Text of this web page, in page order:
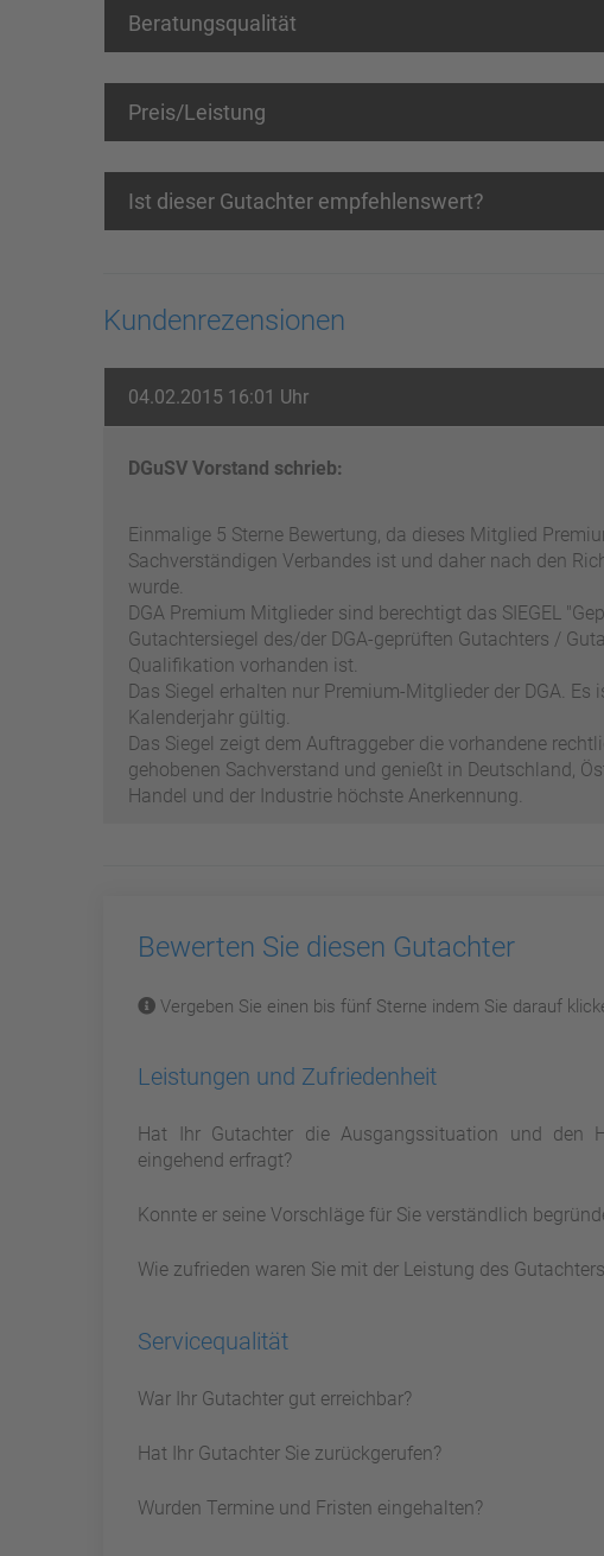
Beratungsqualität
Preis/Leistung
Ist dieser Gutachter empfehlenswert?
Kundenrezensionen
04.02.2015 16:01 Uhr
DGuSV Vorstand schrieb:
Einmalige 5 Sterne Bewertung, da dieses Mitglied
Sachverständigen Verbandes ist und daher nach den
wurde.
DGA Premium Mitglieder sind berechtigt das SIEGEL
Gutachtersiegel des/der DGA-geprüften Gutachters /
Qualifikation vorhanden ist.
Das Siegel erhalten nur Premium-Mitglieder der DGA.
Kalenderjahr gültig.
Das Siegel zeigt dem Auftraggeber die vorhandene
gehobenen Sachverstand und genießt in Deutschland,
Handel und der Industrie höchste Anerkennung.
Bewerten Sie diesen Gutachter
Vergeben Sie einen bis fünf Sterne indem Sie darauf
Leistungen und Zufriedenheit
Hat Ihr Gutachter die Ausgangssituation und den
eingehend erfragt?
Konnte er seine Vorschläge für Sie verständlich
Wie zufrieden waren Sie mit der Leistung des
Servicequalität
War Ihr Gutachter gut erreichbar?
Hat Ihr Gutachter Sie zurückgerufen?
Wurden Termine und Fristen eingehalten?